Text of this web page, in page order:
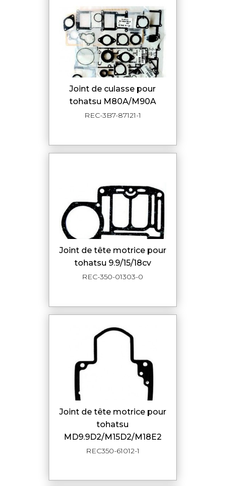
joint de culasse pour
tohatsu M80A/M90A
REC-3B7-87121-1
joint de tête motrice pour
tohatsu 9.9/15/18cv
REC-350-01303-0
joint de tête motrice pour
tohatsu
MD9.9D2/M15D2/M18E2
REC350-61012-1